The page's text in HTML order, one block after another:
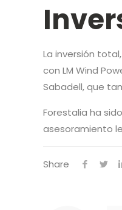
La inversión
con LM Wind
Sabadell, que
Forestalia ha
asesoramiento
Share